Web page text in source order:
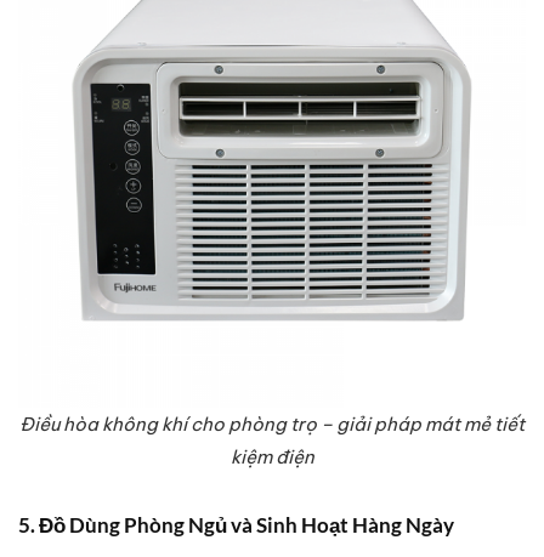
Điều hòa không khí cho phòng trọ – giải pháp mát mẻ tiết
kiệm điện
5. Đồ Dùng Phòng Ngủ và Sinh Hoạt Hàng Ngày